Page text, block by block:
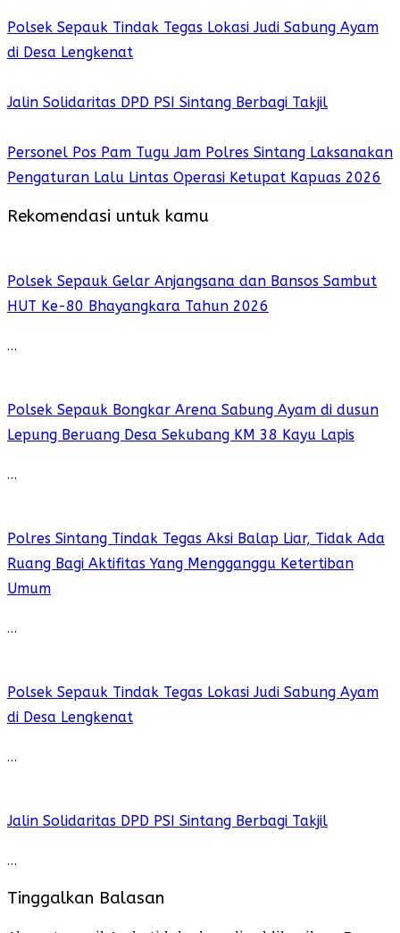
Polsek Sepauk Tindak Tegas Lokasi Judi Sabung Ayam
di Desa Lengkenat
Jalin Solidaritas DPD PSI Sintang Berbagi Takjil
Personel Pos Pam Tugu Jam Polres Sintang Laksanakan
Pengaturan Lalu Lintas Operasi Ketupat Kapuas 2026
Rekomendasi untuk kamu
Polsek Sepauk Gelar Anjangsana dan Bansos Sambut
HUT Ke-80 Bhayangkara Tahun 2026
…
Polsek Sepauk Bongkar Arena Sabung Ayam di dusun
Lepung Beruang Desa Sekubang KM 38 Kayu Lapis
…
Polres Sintang Tindak Tegas Aksi Balap Liar, Tidak Ada
Ruang Bagi Aktifitas Yang Mengganggu Ketertiban
Umum
…
Polsek Sepauk Tindak Tegas Lokasi Judi Sabung Ayam
di Desa Lengkenat
…
Jalin Solidaritas DPD PSI Sintang Berbagi Takjil
…
Tinggalkan Balasan